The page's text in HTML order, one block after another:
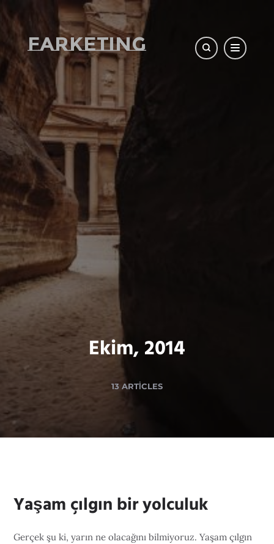
Farketing
Ekim, 2014
13 ARTICLES
Yaşam çılgın bir yolculuk
Gerçek şu ki, yarın ne olacağını bilmiyoruz. Yaşam çılgın